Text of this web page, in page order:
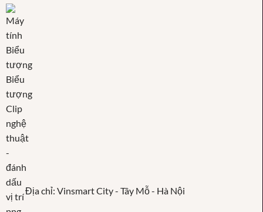
Địa chỉ: Vinsmart City - Tây Mỗ - Hà Nội